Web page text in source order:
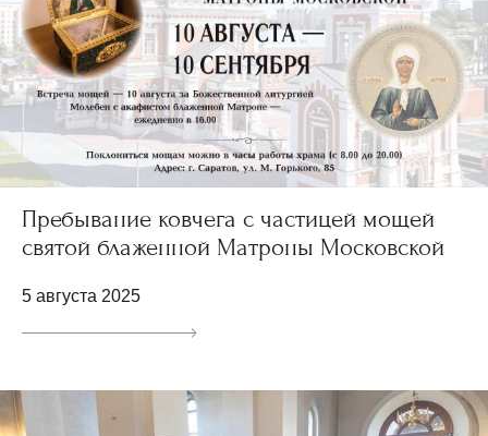
Пребывание ковчега с частицей мощей
святой блаженной Матроны Московской
5 августа 2025